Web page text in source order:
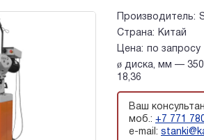
Производитель:
Страна:
Китай
Цена: по запросу
ø диска, мм —
18,36
Ваш
моб.: +7 771
e-mail: